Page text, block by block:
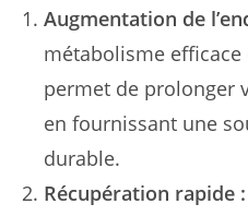
Augmentation de
métabolisme
permet de prolonger
en fournissant une
durable.
Récupération rapide :